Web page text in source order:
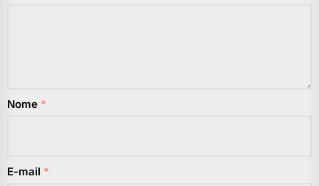
Nome *
E-mail *